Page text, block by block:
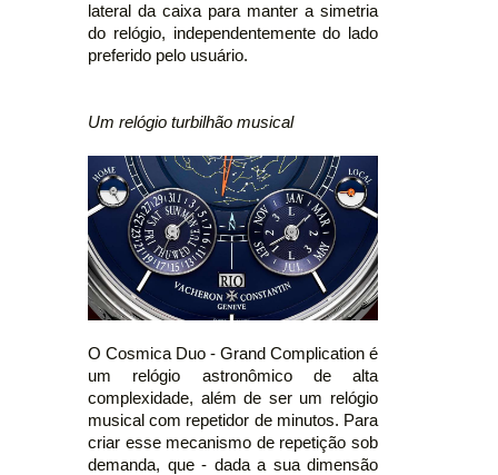
lateral da caixa para manter a simetria
do relógio, independentemente do lado
preferido pelo usuário.
Um relógio turbilhão musical
O Cosmica Duo - Grand Complication é
um relógio astronômico de alta
complexidade, além de ser um relógio
musical com repetidor de minutos. Para
criar esse mecanismo de repetição sob
demanda, que - dada a sua dimensão